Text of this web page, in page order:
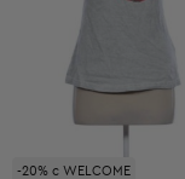
-20% с WELCOME